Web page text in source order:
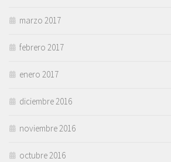
marzo 2017
febrero 2017
enero 2017
diciembre 2016
noviembre 2016
octubre 2016